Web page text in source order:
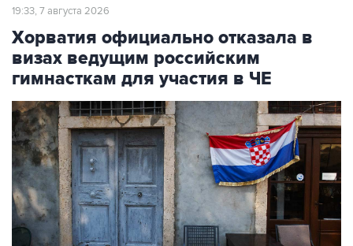
19:33, 7 августа 2026
Хорватия официально отказала в
визах ведущим российским
гимнасткам для участия в ЧЕ